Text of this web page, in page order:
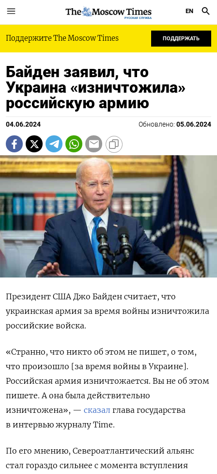
РУССКАЯ СЛУЖБА
EN
Поддержите The Moscow Times ПОДДЕРЖАТЬ
Байден заявил, что
Украина «изничтожила»
российскую армию
04.06.2024 Обновлено: 05.06.2024
Президент США Джо Байден считает, что
украинская армия за время войны изничтожила
российские войска.
«Странно, что никто об этом не пишет, о том,
что произошло [за время войны в Украине].
Российская армия изничтожается. Вы не об этом
пишете. А она была действительно
изничтожена», — сказал глава государства
в интервью журналу Time.
По его мнению, Североатлантический альянс
стал гораздо сильнее с момента вступления